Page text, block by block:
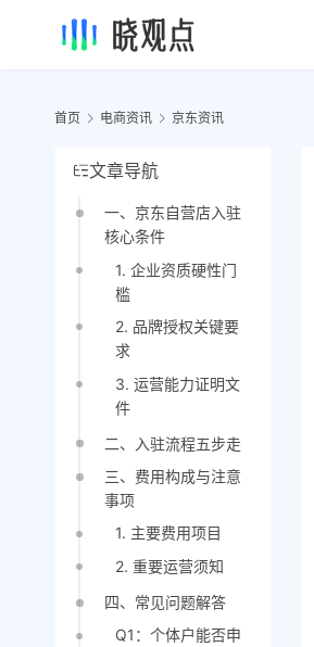
首页 电商资讯 京东资讯
文章导航
一、京东自营店入驻
核心条件
1. 企业资质硬性门
槛
2. 品牌授权关键要
求
3. 运营能力证明文
件
二、入驻流程五步走
三、费用构成与注意
事项
1. 主要费用项目
2. 重要运营须知
四、常见问题解答
Q1：个体户能否申